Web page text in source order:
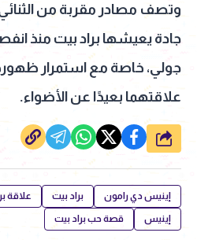
وتصف مصادر مقربة من
جادة يعيشها براد بيت منذ
جولي، خاصة مع استمرار
علاقتهما بعيدًا عن الأضواء.
شارك
إينيس دي رامون براد بيت علاقة
إينيس قصة حب براد بيت